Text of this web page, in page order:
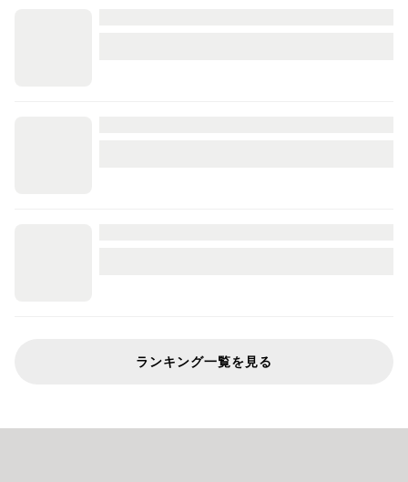
ランキング一覧を見る